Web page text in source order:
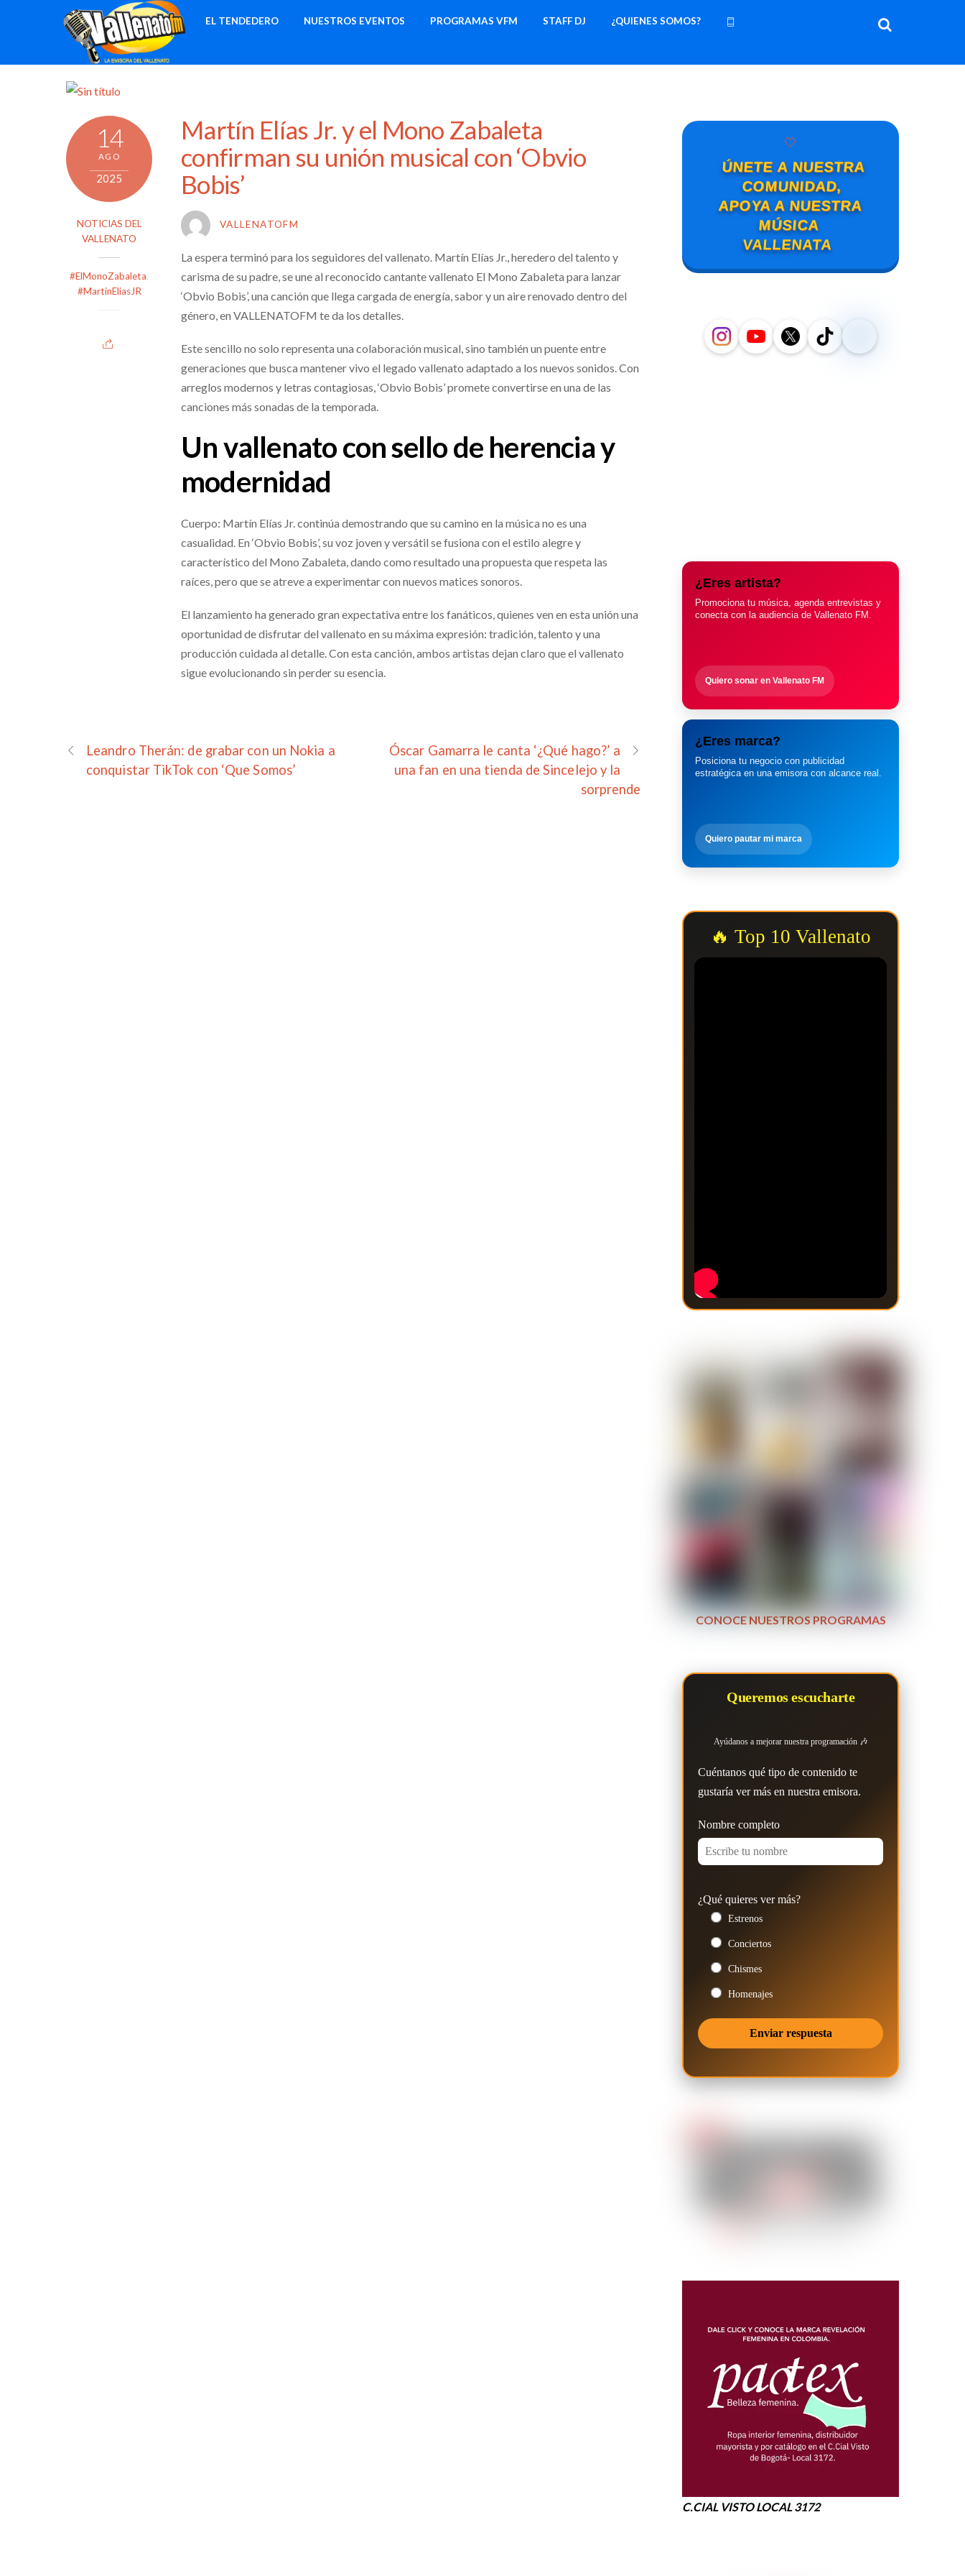
EL TENDEDERO NUESTROS EVENTOS PROGRAMAS VFM STAFF DJ ¿QUIENES SOMOS?
14
AGO
2025
NOTICIAS DEL
VALLENATO
#ElMonoZabaleta,
#MartinEliasJR
Martín Elías Jr. y el Mono Zabaleta
confirman su unión musical con ‘Obvio
Bobis’
VALLENATOFM
La espera terminó para los seguidores del vallenato. Martín Elías Jr., heredero del talento y
carisma de su padre, se une al reconocido cantante vallenato El Mono Zabaleta para lanzar
‘Obvio Bobis’, una canción que llega cargada de energía, sabor y un aire renovado dentro del
género, en VALLENATOFM te da los detalles.
Este sencillo no solo representa una colaboración musical, sino también un puente entre
generaciones que busca mantener vivo el legado vallenato adaptado a los nuevos sonidos. Con
arreglos modernos y letras contagiosas, ‘Obvio Bobis’ promete convertirse en una de las
canciones más sonadas de la temporada.
Un vallenato con sello de herencia y
modernidad
Cuerpo: Martín Elías Jr. continúa demostrando que su camino en la música no es una
casualidad. En ‘Obvio Bobis’, su voz joven y versátil se fusiona con el estilo alegre y
característico del Mono Zabaleta, dando como resultado una propuesta que respeta las
raíces, pero que se atreve a experimentar con nuevos matices sonoros.
El lanzamiento ha generado gran expectativa entre los fanáticos, quienes ven en esta unión una
oportunidad de disfrutar del vallenato en su máxima expresión: tradición, talento y una
producción cuidada al detalle. Con esta canción, ambos artistas dejan claro que el vallenato
sigue evolucionando sin perder su esencia.
Leandro Therán: de grabar con un Nokia a
conquistar TikTok con ‘Que Somos’
Óscar Gamarra le canta ‘¿Qué hago?’ a
una fan en una tienda de Sincelejo y la
sorprende
🤍
ÚNETE A NUESTRA
COMUNIDAD,
APOYA A NUESTRA
MÚSICA
VALLENATA
¿Eres artista?
Promociona tu música, agenda entrevistas y
conecta con la audiencia de Vallenato FM.
Quiero sonar en Vallenato FM
¿Eres marca?
Posiciona tu negocio con publicidad
estratégica en una emisora con alcance real.
Quiero pautar mi marca
🔥 Top 10 Vallenato
CONOCE NUESTROS PROGRAMAS
Queremos escucharte
Ayúdanos a mejorar nuestra programación 🎶
Cuéntanos qué tipo de contenido te
gustaría ver más en nuestra emisora.
Nombre completo
¿Qué quieres ver más?
Estrenos
Conciertos
Chismes
Homenajes
C.CIAL VISTO LOCAL 3172